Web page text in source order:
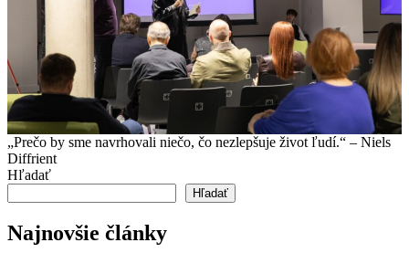
„Prečo by sme navrhovali niečo, čo nezlepšuje život ľudí.“ – Niels
Diffrient
Hľadať
Hľadať
Najnovšie články